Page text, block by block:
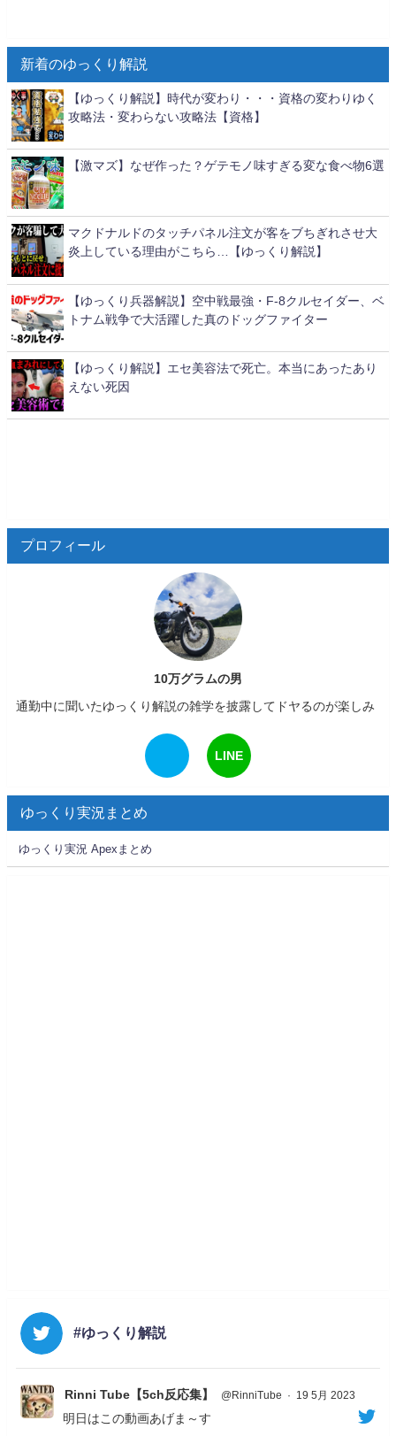
新着のゆっくり解説
【ゆっくり解説】時代が変わり・・・資格の変わりゆく
攻略法・変わらない攻略法【資格】
【激マズ】なぜ作った？ゲテモノ味すぎる変な食べ物6選
マクドナルドのタッチパネル注文が客をブちぎれさせ大
炎上している理由がこちら…【ゆっくり解説】
【ゆっくり兵器解説】空中戦最強・F-8クルセイダー、ベ
トナム戦争で大活躍した真のドッグファイター
【ゆっくり解説】エセ美容法で死亡。本当にあったあり
えない死因
プロフィール
10万グラムの男
通勤中に聞いたゆっくり解説の雑学を披露してドヤるのが楽しみ
LINE
ゆっくり実況まとめ
ゆっくり実況 Apexまとめ
#ゆっくり解説
Rinni Tube【5ch反応集】 @RinniTube · 19 5月 2023
明日はこの動画あげま～す